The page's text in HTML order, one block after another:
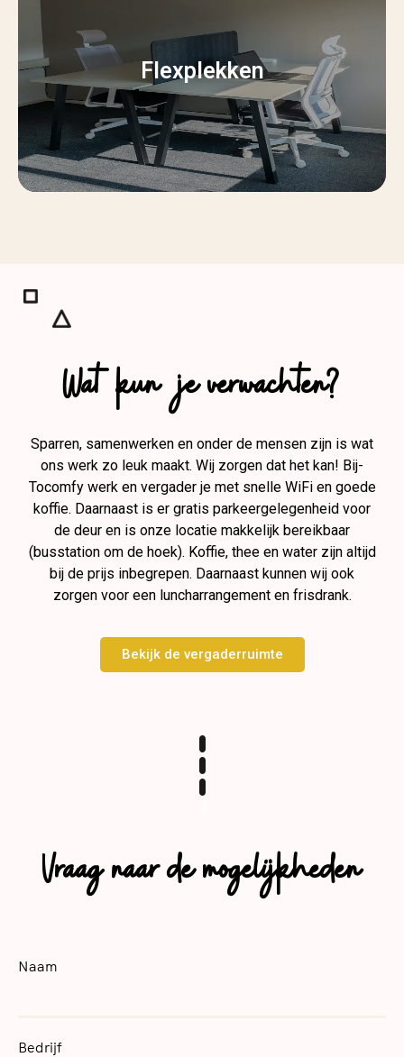
Flexplekken
Wat kun je verwachten?
Sparren, samenwerken en onder de mensen zijn is wat
ons werk zo leuk maakt. Wij zorgen dat het kan! Bij-
Tocomfy werk en vergader je met snelle WiFi en goede
koffie. Daarnaast is er gratis parkeergelegenheid voor
de deur en is onze locatie makkelijk bereikbaar
(busstation om de hoek). Koffie, thee en water zijn altijd
bij de prijs inbegrepen. Daarnaast kunnen wij ook
zorgen voor een luncharrangement en frisdrank.
Bekijk de vergaderruimte
Vraag naar de mogelijkheden
Naam
Bedrijf